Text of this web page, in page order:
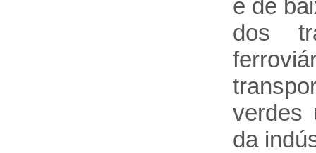
e de
dos
verdes
da